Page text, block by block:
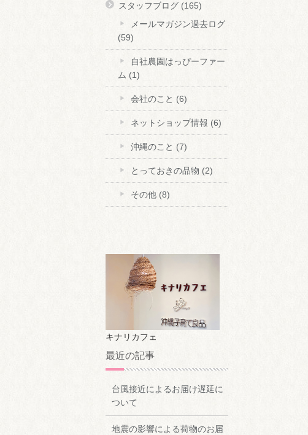
スタッフブログ (165)
メールマガジン過去ログ
(59)
自社農園はっぴーファー
ム (1)
会社のこと (6)
ネットショップ情報 (6)
沖縄のこと (7)
とっておきの品物 (2)
その他 (8)
キナリカフェ
最近の記事
台風接近によるお届け遅延に
ついて
地震の影響による荷物のお届